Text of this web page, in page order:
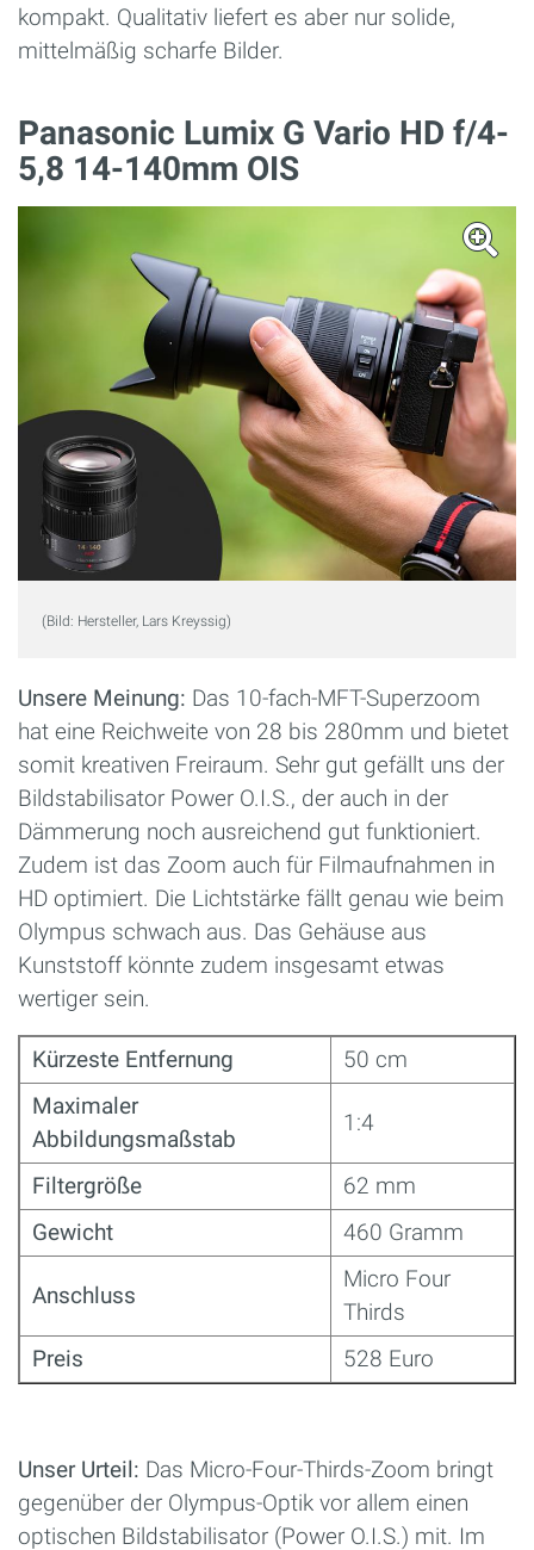
kompakt. Qualitativ liefert es aber nur solide,
mittelmäßig scharfe Bilder.
Panasonic Lumix G Vario HD f/4-
5,8 14-140mm OIS
(Bild: Hersteller, Lars Kreyssig)
Unsere Meinung: Das 10-fach-MFT-Superzoom
hat eine Reichweite von 28 bis 280mm und bietet
somit kreativen Freiraum. Sehr gut gefällt uns der
Bildstabilisator Power O.I.S., der auch in der
Dämmerung noch ausreichend gut funktioniert.
Zudem ist das Zoom auch für Filmaufnahmen in
HD optimiert. Die Lichtstärke fällt genau wie beim
Olympus schwach aus. Das Gehäuse aus
Kunststoff könnte zudem insgesamt etwas
wertiger sein.
Kürzeste Entfernung
50 cm
Maximaler
Abbildungsmaßstab
1:4
Filtergröße
62 mm
Gewicht
460 Gramm
Anschluss
Micro Four
Thirds
Preis
528 Euro
Unser Urteil: Das Micro-Four-Thirds-Zoom bringt
gegenüber der Olympus-Optik vor allem einen
optischen Bildstabilisator (Power O.I.S.) mit. Im